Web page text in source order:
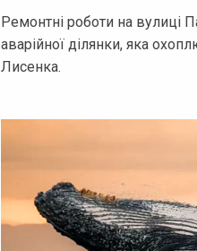
Ремонтні роботи на вулиці
аварійної ділянки, яка
Лисенка.